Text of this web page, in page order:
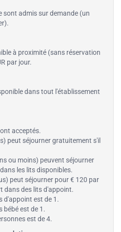
sont admis sur demande (un
à proximité (sans réservation
par jour.
dans tout l'établissement
acceptés.
peut séjourner gratuitement s'il
ou moins) peuvent séjourner
les lits disponibles.
peut séjourner pour € 120 par
dans des lits d'appoint.
d'appoint est de 1.
bébé est de 1.
est de 4.